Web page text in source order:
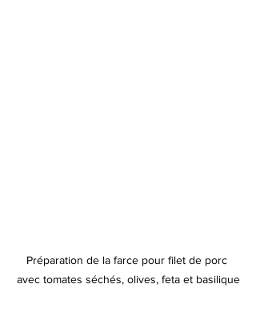
Préparation de la farce pour filet de porc
avec tomates séchés, olives, feta et basilique